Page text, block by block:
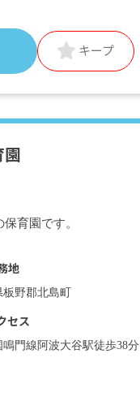
当 月上限21,000円
間3カ月（※同条件）
キープ
育園です。
地
野郡北島町
セス
鳴門線阿波大谷駅徒歩38分